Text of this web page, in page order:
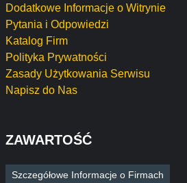
Dodatkowe Informacje o Witrynie
Pytania i Odpowiedzi
Katalog Firm
Polityka Prywatności
Zasady Użytkowania Serwisu
Napisz do Nas
ZAWARTOŚĆ
Szczegółowe Informacje o Firmach